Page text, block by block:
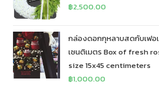
฿2,500.00
กล่องดอกกุหลาบสดกับเฟอ
เซนติเมตร Box of fresh
size 15x45 centimeters
฿1,000.00